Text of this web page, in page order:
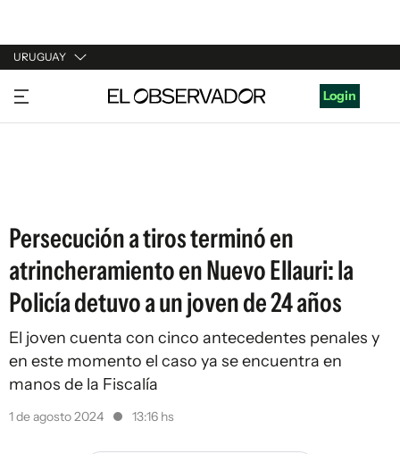
URUGUAY
URUGUAY
ARGENTINA
Login
Persecución a tiros terminó en
atrincheramiento en Nuevo Ellauri: la
Policía detuvo a un joven de 24 años
El joven cuenta con cinco antecedentes penales y
en este momento el caso ya se encuentra en
manos de la Fiscalía
1 de agosto 2024 13:16 hs